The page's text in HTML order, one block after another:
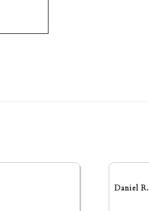
Daniel R.